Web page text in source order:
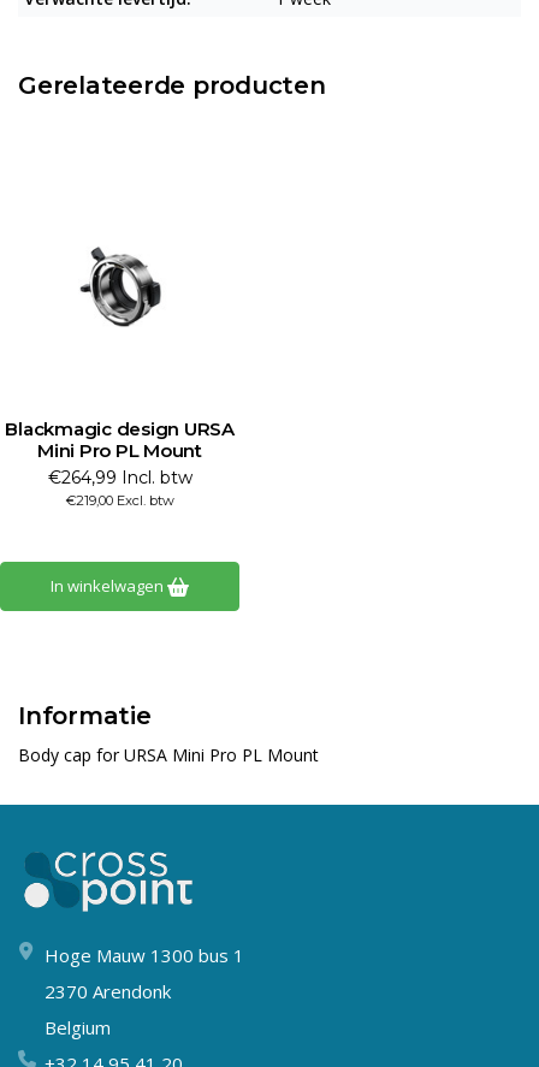
Gerelateerde producten
Blackmagic design URSA
Mini Pro PL Mount
€264,99 Incl. btw
€219,00 Excl. btw
In winkelwagen
Informatie
Body cap for URSA Mini Pro PL Mount
Hoge Mauw 1300 bus 1
2370 Arendonk
Belgium